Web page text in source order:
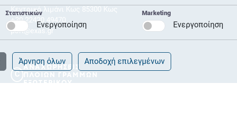
Κεντρικό λιμάνι Κως 85300 Κως
+30 22420 49470
port@exas.gr
C
ΑΝΑΧΩΡΗΣΕΙΣ
ΠΛΟΙΩΝ ΓΡΑΜΜΩΝ
ΕΞΩΤΕΡΙΚΟΥ
Στατιστικών
Ενεργοποίηση
Marketing
Ενεργοποίηση
Άρνηση όλων Αποδοχή επιλεγμένων